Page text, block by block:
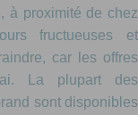
à proximité de chez
fructueuses et
car les offres
La plupart des
sont disponibles